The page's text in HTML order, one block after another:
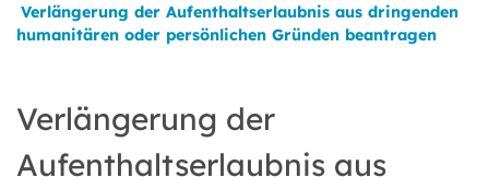
Verlängerung der Aufenthaltserlaubnis aus dringenden
humanitären oder persönlichen Gründen beantragen
Verlängerung der
Aufenthaltserlaubnis aus